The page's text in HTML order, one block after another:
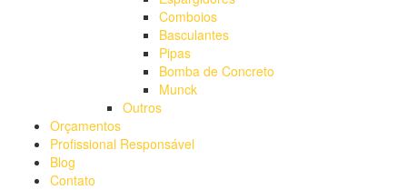
Comboios
Basculantes
Pipas
Bomba de Concreto
Munck
Outros
Orçamentos
Profissional Responsável
Blog
Contato